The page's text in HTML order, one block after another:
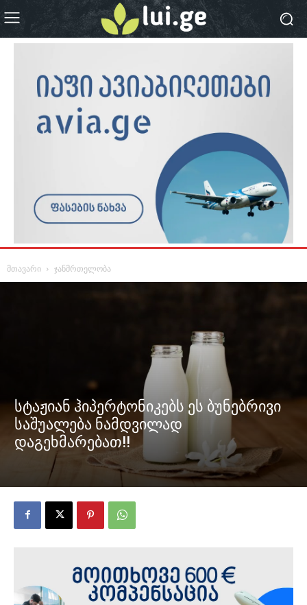
მთავარი ჯანმრთელობა
სტაჟიან ჰიპერტონიკებს ეს ბუნებრივი
საშუალება ნამდვილად
დაგეხმარებათ!!